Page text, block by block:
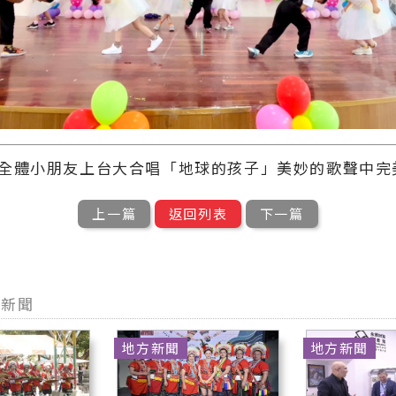
體小朋友上台大合唱「地球的孩子」美妙的歌聲中
上一篇 返回列表 下一篇
聞
地方新聞 地方新聞